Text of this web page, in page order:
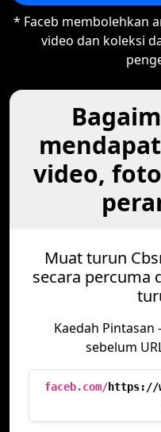
* Faceb membolehkan
video dan koleksi
video,
Muat turun
secara percuma
Kaedah
sebelum
faceb.com/https://